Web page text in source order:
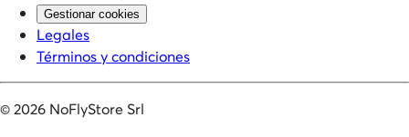
Gestionar cookies
Legales
Términos y condiciones
©2026 NoFlyStore Srl